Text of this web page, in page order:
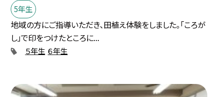
5年生
地域の方にご指導いただき、田植え体験をしました。「ころが
し」で印をつけたところに...
５年生 ６年生